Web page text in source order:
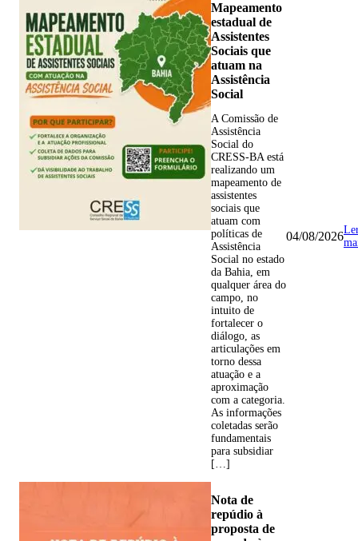
Mapeamento
estadual de
Assistentes
Sociais que
atuam na
Assistência
Social
A Comissão de
Assistência
Social do
CRESS-BA está
realizando um
mapeamento de
assistentes
sociais que
atuam com
políticas de
Assistência
Social no estado
da Bahia, em
qualquer área do
campo, no
intuito de
fortalecer o
diálogo, as
articulações em
torno dessa
atuação e a
aproximação
com a categoria.
As informações
coletadas serão
fundamentais
para subsidiar
[…]
04/08/2026
Nota de
repúdio à
proposta de